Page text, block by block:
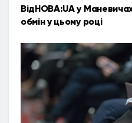
ВідНОВА:UA у
обмін у цьому році